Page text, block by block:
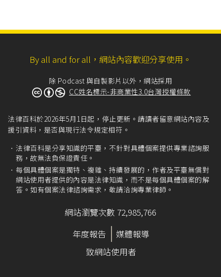
By all and for all，網站內容歡迎分享使用。
除 Podcast 與自製影片以外，網站採用
CC姓名標示-非商業性3.0台灣授權條款
法律百科於2026年5月1日起，停止更新。請讀者留意網站內容及
援引資料，是否與現行法令規定相符。
法律百科是分享知識的平臺，不針對具體個案提供專業諮詢服
務，故無法負保證責任。
每個具體個案是獨特、複雜、持續發展的，作者及平臺無償對
網站使用者提供的內容是法律知識，而不是每個具體個案的解
答。如有個案法律諮詢需求，敬請洽詢專業律師。
網站瀏覽次數 72,985,766
年度報告
媒體報導
致網站使用者